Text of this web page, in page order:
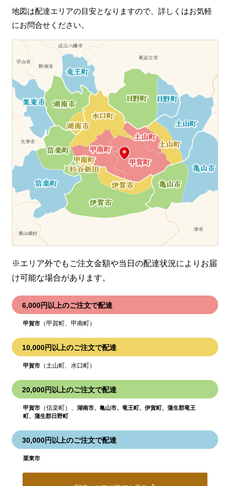
特定商取引法に基づく表記
地図は配達エリアの目安となりますので、詳しくはお気軽
にお問合せください。
※エリア外でもご注文金額や当日の配達状況により お届
け可能な場合があります。
6,000円以上のご注文で配達
甲賀市 （甲賀町、甲南町）
10,000円以上のご注文で配達
甲賀市 （土山町、水口町）
20,000円以上のご注文で配達
甲賀市 （信楽町）、湖南市、亀山市、竜王町、伊賀町、蒲生郡竜王
町、蒲生郡日野町
30,000円以上のご注文で配達
栗東市